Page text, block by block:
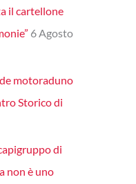
il cartellone
6 Agosto
motoraduno
Storico di
di
non è uno